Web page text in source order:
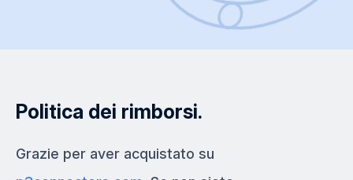
Politica dei rimborsi.
Grazie per aver acquistato su